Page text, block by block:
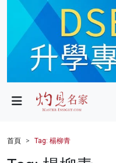
政局
財經
首頁 Tag: 楊柳青